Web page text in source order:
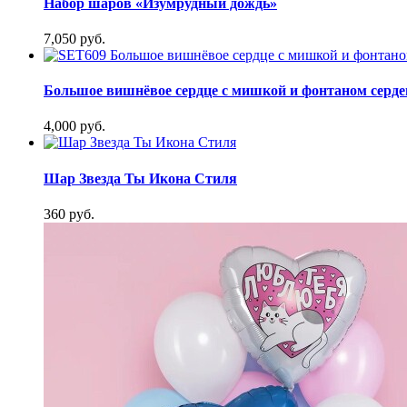
7,050 руб.
Большое вишнёвое сердце с мишкой и фонтаном
4,000 руб.
Шар Звезда Ты Икона Стиля
360 руб.